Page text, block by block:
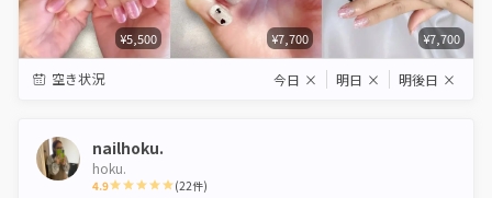
¥5,500 ¥7,700 ¥7,700
空き状況 今日 × 明日 × 明後日 ×
nailhoku.
hoku.
4.9 (22件)